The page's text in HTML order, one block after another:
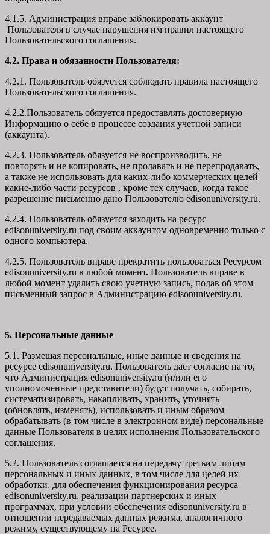
4.1.5. Администрация вправе заблокировать аккаунт
Пользователя в случае нарушения им правил настоящего
Пользовательского соглашения.
4.2. Права и обязанности Пользователя:
4.2.1. Пользователь обязуется соблюдать правила настоящего
Пользовательского соглашения.
4.2.2.Пользователь обязуется предоставлять достоверную
Информацию о себе в процессе создания учетной записи
(аккаунта).
4.2.3. Пользователь обязуется не воспроизводить, не
повторять и не копировать, не продавать и не перепродавать,
а также не использовать для каких-либо коммерческих целей
какие-либо части ресурсов , кроме тех случаев, когда такое
разрешение письменно дано Пользователю edisonuniversity.ru.
4.2.4. Пользователь обязуется заходить на ресурс
edisonuniversity.ru под своим аккаунтом одновременно только с
одного компьютера.
4.2.5. Пользователь вправе прекратить пользоваться Ресурсом
edisonuniversity.ru в любой момент. Пользователь вправе в
любой момент удалить свою учетную запись, подав об этом
письменный запрос в Администрацию edisonuniversity.ru.
5. Персональные данные
5.1. Размещая персональные, иные данные и сведения на
ресурсе edisonuniversity.ru. Пользователь дает согласие на то,
что Администрация edisonuniversity.ru (и/или его
уполномоченные представители) будут получать, собирать,
систематизировать, накапливать, хранить, уточнять
(обновлять, изменять), использовать и иным образом
обрабатывать (в том числе в электронном виде) персональные
данные Пользователя в целях исполнения Пользовательского
соглашения.
5.2. Пользователь соглашается на передачу третьим лицам
персональных и иных данных, в том числе для целей их
обработки, для обеспечения функционирования ресурса
edisonuniversity.ru, реализации партнерских и иных
программах, при условии обеспечения edisonuniversity.ru в
отношении передаваемых данных режима, аналогичного
режиму, существующему на Ресурсе.